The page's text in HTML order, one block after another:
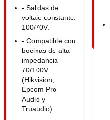
- Salidas de
voltaje constante:
100/70V.
- Compatible con
bocinas de alta
impedancia
70/100V
(Hikvision,
Epcom Pro
Audio y
Truaudio).